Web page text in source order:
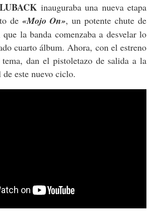
LUBACK inauguraba una nueva etapa
de «Mojo On», un potente chute de
la banda comenzaba a desvelar lo
cuarto álbum. Ahora, con el estreno
tema, dan el pistoletazo de salida a la
este nuevo ciclo.